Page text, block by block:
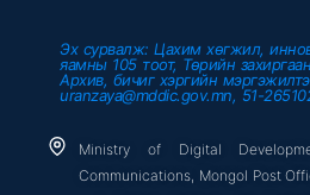
Эх сурвалж: Цахим хөгжил,
яамны 105 тоот, Төрийн
Архив, бичиг хэргийн
uranzaya@mddic.gov.mn, 51-
Ministry of Digital
Communications, Mongol Post